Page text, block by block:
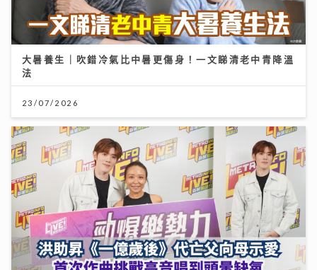
大暑養生｜吹錯冷氣比中暑更傷身！一文睇清老中青降溫
法
23/07/2026